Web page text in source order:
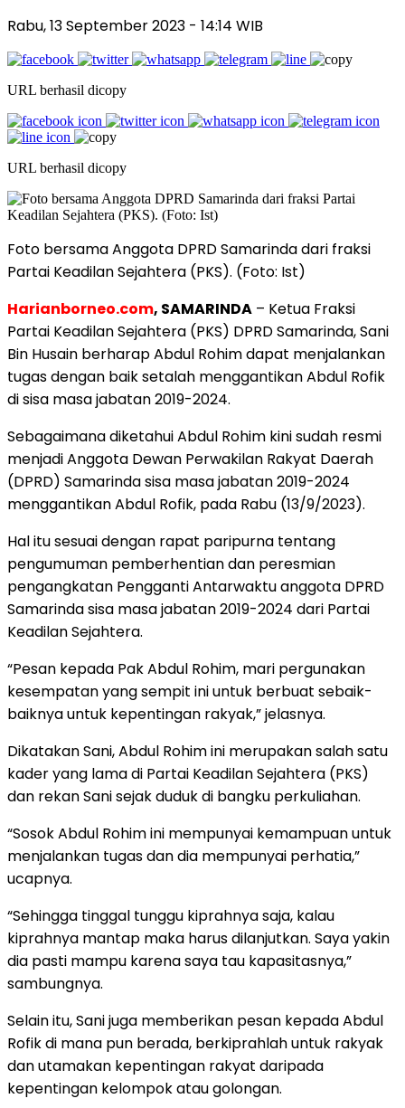
Rabu, 13 September 2023 - 14:14 WIB
URL berhasil dicopy
URL berhasil dicopy
Foto bersama Anggota DPRD Samarinda dari fraksi
Partai Keadilan Sejahtera (PKS). (Foto: Ist)
Harianborneo.com, SAMARINDA – Ketua Fraksi
Partai Keadilan Sejahtera (PKS) DPRD Samarinda, Sani
Bin Husain berharap Abdul Rohim dapat menjalankan
tugas dengan baik setalah menggantikan Abdul Rofik
di sisa masa jabatan 2019-2024.
Sebagaimana diketahui Abdul Rohim kini sudah resmi
menjadi Anggota Dewan Perwakilan Rakyat Daerah
(DPRD) Samarinda sisa masa jabatan 2019-2024
menggantikan Abdul Rofik, pada Rabu (13/9/2023).
Hal itu sesuai dengan rapat paripurna tentang
pengumuman pemberhentian dan peresmian
pengangkatan Pengganti Antarwaktu anggota DPRD
Samarinda sisa masa jabatan 2019-2024 dari Partai
Keadilan Sejahtera.
“Pesan kepada Pak Abdul Rohim, mari pergunakan
kesempatan yang sempit ini untuk berbuat sebaik-
baiknya untuk kepentingan rakyak,” jelasnya.
Dikatakan Sani, Abdul Rohim ini merupakan salah satu
kader yang lama di Partai Keadilan Sejahtera (PKS)
dan rekan Sani sejak duduk di bangku perkuliahan.
“Sosok Abdul Rohim ini mempunyai kemampuan untuk
menjalankan tugas dan dia mempunyai perhatia,”
ucapnya.
“Sehingga tinggal tunggu kiprahnya saja, kalau
kiprahnya mantap maka harus dilanjutkan. Saya yakin
dia pasti mampu karena saya tau kapasitasnya,”
sambungnya.
Selain itu, Sani juga memberikan pesan kepada Abdul
Rofik di mana pun berada, berkiprahlah untuk rakyak
dan utamakan kepentingan rakyat daripada
kepentingan kelompok atau golongan.